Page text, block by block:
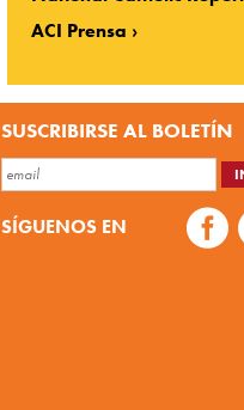
ACI Prensa
SUSCRIBIRSE AL BOLETÍN
SÍGUENOS EN